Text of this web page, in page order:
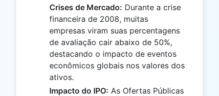
Crises de Mercado: Durante a crise
financeira de 2008, muitas
empresas viram suas percentagens
de avaliação cair abaixo de 50%,
destacando o impacto de eventos
econômicos globais nos valores dos
ativos.
Impacto do IPO: As Ofertas Públicas